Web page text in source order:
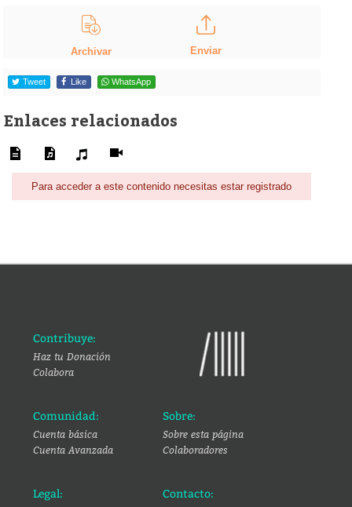
Archivar Enviar
Tweet Like WhatsApp
Enlaces relacionados
Para acceder a este contenido necesitas estar registrado
Contribuye:
Haz tu Donación
Colabora
Comunidad:
Cuenta básica
Cuenta Avanzada
Sobre:
Sobre esta página
Colaboradores
Legal: Contacto: